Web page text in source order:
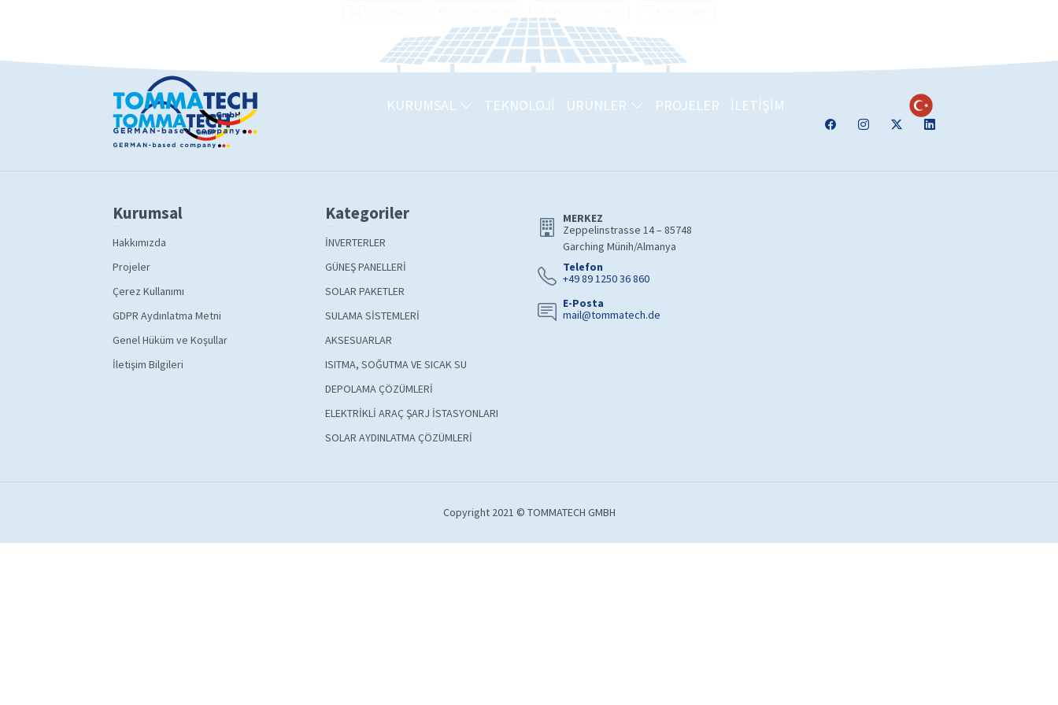
KURUMSAL TEKNOLOJİ ÜRÜNLER PROJELER İLETİŞİM
Kurumsal
Hakkımızda
Projeler
Çerez Kullanımı
GDPR Aydınlatma Metni
Genel Hüküm ve Koşullar
İletişim Bilgileri
Kategoriler
İNVERTERLER
GÜNEŞ PANELLERİ
SOLAR PAKETLER
SULAMA SİSTEMLERİ
AKSESUARLAR
ISITMA, SOĞUTMA VE SICAK SU
DEPOLAMA ÇÖZÜMLERİ
ELEKTRİKLİ ARAÇ ŞARJ İSTASYONLARI
SOLAR AYDINLATMA ÇÖZÜMLERİ
MERKEZ
Zeppelinstrasse 14 – 85748
Garching Münih/Almanya
Telefon
+49 89 1250 36 860
E-Posta
mail@tommatech.de
Copyright 2021 © TOMMATECH GMBH